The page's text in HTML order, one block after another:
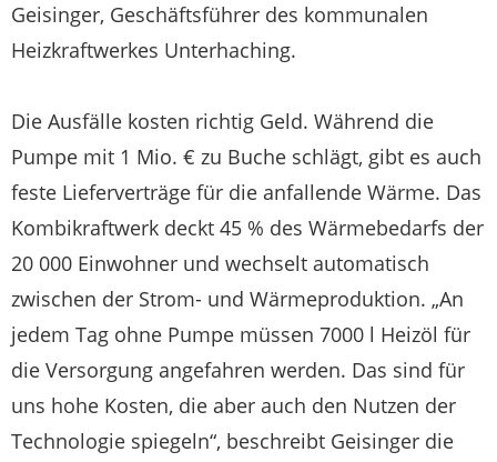
Geisinger, Geschäftsführer des kommunalen
Heizkraftwerkes Unterhaching.
Die Ausfälle kosten richtig Geld. Während die
Pumpe mit 1 Mio. € zu Buche schlägt, gibt es auch
feste Lieferverträge für die anfallende Wärme. Das
Kombikraftwerk deckt 45 % des Wärmebedarfs der
20 000 Einwohner und wechselt automatisch
zwischen der Strom- und Wärmeproduktion. „An
jedem Tag ohne Pumpe müssen 7000 l Heizöl für
die Versorgung angefahren werden. Das sind für
uns hohe Kosten, die aber auch den Nutzen der
Technologie spiegeln“, beschreibt Geisinger die